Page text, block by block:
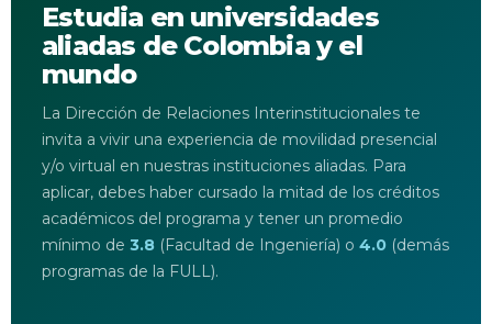
Estudia en universidades
aliadas de Colombia y el
mundo
La Dirección de Relaciones Interinstitucionales te
invita a vivir una experiencia de movilidad presencial
y/o virtual en nuestras instituciones aliadas. Para
aplicar, debes haber cursado la mitad de los créditos
académicos del programa y tener un promedio
mínimo de 3.8 (Facultad de Ingeniería) o 4.0 (demás
programas de la FULL).